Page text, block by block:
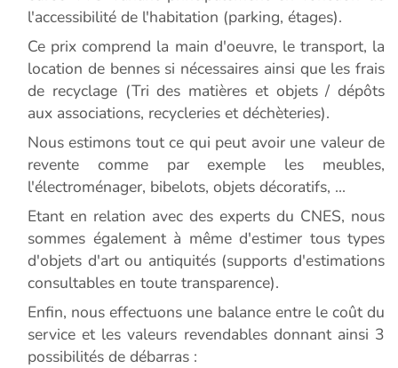
l'accessibilité de l'habitation (parking, étages).
Ce prix comprend la main d'oeuvre, le transport, la
location de bennes si nécessaires ainsi que les frais
de recyclage (Tri des matières et objets / dépôts
aux associations, recycleries et déchèteries).
Nous estimons tout ce qui peut avoir une valeur de
revente comme par exemple les meubles,
l'électroménager, bibelots, objets décoratifs, ...
Etant en relation avec des experts du CNES, nous
sommes également à même d'estimer tous types
d'objets d'art ou antiquités (supports d'estimations
consultables en toute transparence).
Enfin, nous effectuons une balance entre le coût du
service et les valeurs revendables donnant ainsi 3
possibilités de débarras :